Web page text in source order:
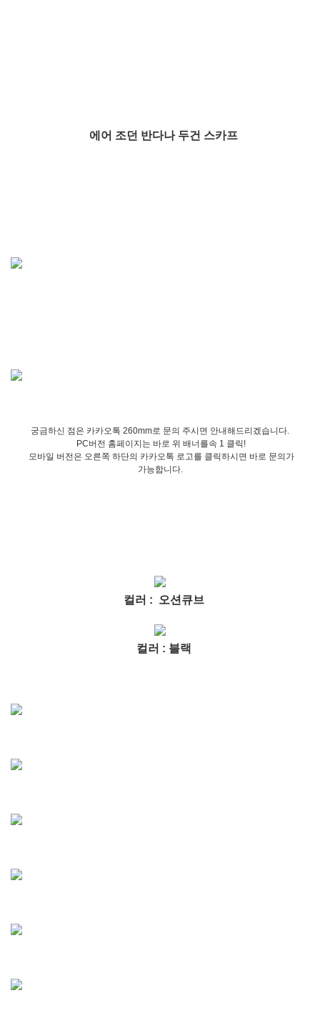
에어 조던 반다나 두건 스카프
궁금하신 점은 카카오톡 260mm로 문의 주시면 안내해드리겠습니다.
PC버전 홈페이지는 바로 위 배너를속 1 클릭!
모바일 버전은 오른쪽 하단의 카카오톡 로고를 클릭하시면 바로 문의가
가능합니다.
컬러 : 오션큐브
컬러 : 블랙